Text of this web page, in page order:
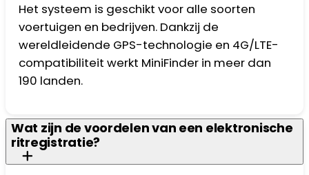
Het systeem is geschikt voor alle soorten
voertuigen en bedrijven. Dankzij de
wereldleidende GPS-technologie en 4G/LTE-
compatibiliteit werkt MiniFinder in meer dan
190 landen.
Wat zijn de voordelen van een elektronische
ritregistratie?